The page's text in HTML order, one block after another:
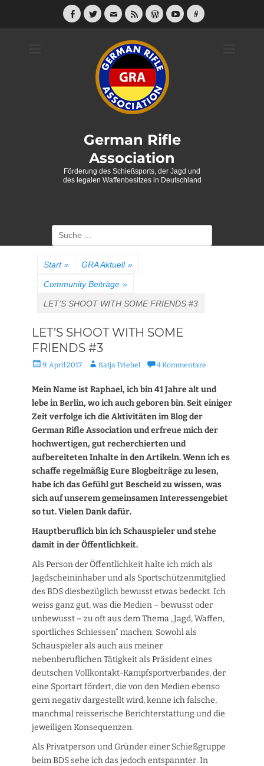
Facebook
Twitter
E-
Feed WordPress
YouTube
Link
German Rifle
Association
Förderung des Schießsports, der Jagd und
des legalen Waffenbesitzes in Deutschland
Suche
nach:
Start » GRA Aktuell »
Community Beiträge »
LET’S SHOOT WITH SOME FRIENDS #3
LET’S SHOOT WITH SOME
FRIENDS #3
Veröffentlicht
9. April 2017 AutorKatja Triebel 4 Kommentare
Mein Name ist Raphael, ich bin 41 Jahre alt und
lebe in Berlin, wo ich auch geboren bin. Seit einiger
Zeit verfolge ich die Aktivitäten im Blog der
German Rifle Association und erfreue mich der
hochwertigen, gut recherchierten und
aufbereiteten Inhalte in den Artikeln. Wenn ich es
schaffe regelmäßig Eure Blogbeiträge zu lesen,
habe ich das Gefühl gut Bescheid zu wissen, was
sich auf unserem gemeinsamen Interessengebiet
so tut. Vielen Dank dafür.
Hauptberuflich bin ich Schauspieler und stehe
damit in der Öffentlichkeit.
Als Person der Öffentlichkeit halte ich mich als
Jagdscheininhaber und als Sportschützenmitglied
des BDS diesbezüglich bewusst etwas bedeckt. Ich
weiss ganz gut, was die Medien – bewusst oder
unbewusst – zu oft aus dem Thema „Jagd, Waffen,
sportliches Schiessen“ machen. Sowohl als
Schauspieler als auch aus meiner
nebenberuflichen Tätigkeit als Präsident eines
deutschen Vollkontakt-Kampfsportverbandes, der
eine Sportart fördert, die von den Medien ebenso
gern negativ dargestellt wird, kenne ich falsche,
manchmal reisserische Berichterstattung und die
jeweiligen Konsequenzen.
Als Privatperson und Gründer einer Schießgruppe
beim BDS sehe ich das jedoch entspannter. In